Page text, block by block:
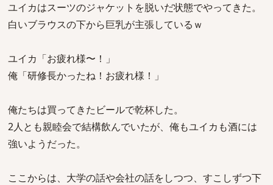
ユイカはスーツのジャケットを脱いだ状態でやってきた。
白いブラウスの下から巨乳が主張しているｗ
ユイカ「お疲れ様〜！」
俺「研修長かったね！お疲れ様！」
俺たちは買ってきたビールで乾杯した。
2人とも親睦会で結構飲んでいたが、俺もユイカも酒には
強いようだった。
ここからは、大学の話や会社の話をしつつ、すこしずつ下